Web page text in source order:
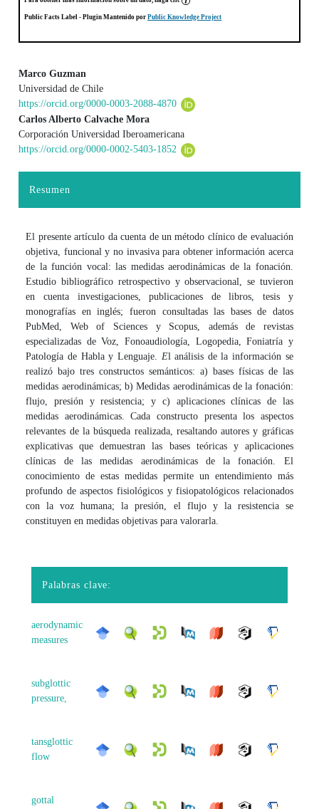
Public Facts Label - Plugin Mantenido porPublic Knowledge Project
Contenido principal del artículo
Marco Guzman
Universidad de Chile
https://orcid.org/0000-0003-2088-4870
Carlos Alberto Calvache Mora
Corporación Universidad Iberoamericana
https://orcid.org/0000-0002-5403-1852
Resumen
El presente artículo da cuenta de un método clínico de evaluación
objetiva, funcional y no invasiva para obtener información acerca
de la función vocal: las medidas aerodinámicas de la fonación.
Estudio bibliográfico retrospectivo y observacional, se tuvieron
en cuenta investigaciones, publicaciones de libros, tesis y
monografías en inglés; fueron consultadas las bases de datos
PubMed, Web of Sciences y Scopus, además de revistas
especializadas de Voz, Fonoaudiología, Logopedia, Foniatría y
Patología de Habla y Lenguaje. El análisis de la información se
realizó bajo tres constructos semánticos: a) bases físicas de las
medidas aerodinámicas; b) Medidas aerodinámicas de la fonación:
flujo, presión y resistencia; y c) aplicaciones clínicas de las
medidas aerodinámicas. Cada constructo presenta los aspectos
relevantes de la búsqueda realizada, resaltando autores y gráficas
explicativas que demuestran las bases teóricas y aplicaciones
clínicas de las medidas aerodinámicas de la fonación. El
conocimiento de estas medidas permite un entendimiento más
profundo de aspectos fisiológicos y fisiopatológicos relacionados
con la voz humana; la presión, el flujo y la resistencia se
constituyen en medidas objetivas para valorarla.
Palabras clave:
aerodynamic
measures
subglottic
pressure,
tansglottic
flow
gottal